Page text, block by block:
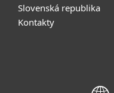
Slovenská republika
Kontakty